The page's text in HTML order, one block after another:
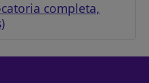
completa,